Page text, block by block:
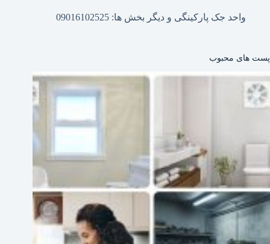
واحد جک پارکینگی و دیگر بخش ها: 09016102525
پست های محبوب